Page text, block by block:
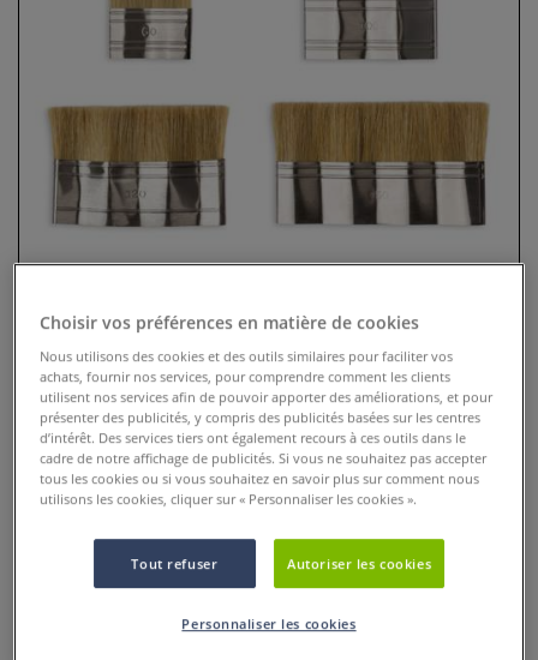
Pinceau spécial pour marbrure
série 2468 da Vinci
Ce Pinceau spécial est idéal pour les marbrure.
Plus
Choisir vos préférences en matière de cookies
Nous utilisons des cookies et des outils similaires pour faciliter vos
achats, fournir nos services, pour comprendre comment les clients
utilisent nos services afin de pouvoir apporter des améliorations, et pour
présenter des publicités, y compris des publicités basées sur les centres
d’intérêt. Des services tiers ont également recours à ces outils dans le
cadre de notre affichage de publicités. Si vous ne souhaitez pas accepter
tous les cookies ou si vous souhaitez en savoir plus sur comment nous
utilisons les cookies, cliquer sur « Personnaliser les cookies ».
Tout refuser Autoriser les cookies
Personnaliser les cookies